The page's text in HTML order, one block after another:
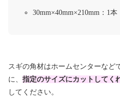
30mm×40mm×210mm：1本
スギの角材はホームセンターなど
に、 指定のサイズにカットしてく
してください。